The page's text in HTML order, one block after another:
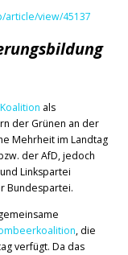
article/view/45137
als
der Grünen an der
Mehrheit im Landtag
der AfD, jedoch
Linkspartei
Bundespartei.
, die
verfügt. Da das